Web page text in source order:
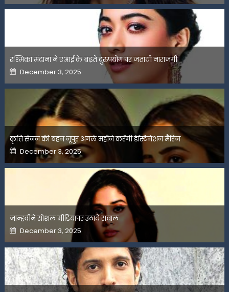
रश्मिका मंदाना ने एआई के बढ़ते दुरुपयोग पर जतायी नाराजगी
Posted
on
December 3, 2025
कृति सेनन की बहन नूपुर अगले महीने करेंगी डेस्टिनेशन मैरिज
Posted
on
December 3, 2025
जान्हवीने सोशल मीडियापर उठाये सवाल
Posted
on
December 3, 2025